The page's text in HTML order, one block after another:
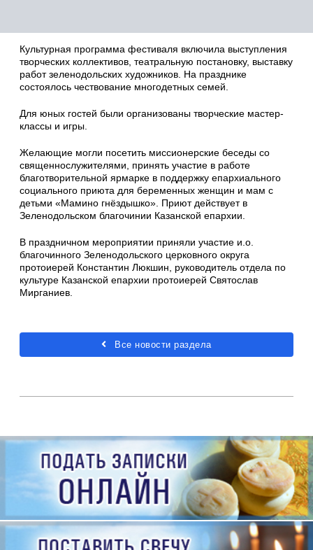
Культурная программа фестиваля включила выступления
творческих коллективов, театральную постановку, выставку
работ зеленодольских художников. На празднике
состоялось чествование многодетных семей.
Для юных гостей были организованы творческие мастер-
классы и игры.
Желающие могли посетить миссионерские беседы со
священнослужителями, принять участие в работе
благотворительной ярмарке в поддержку епархиального
социального приюта для беременных женщин и мам с
детьми «Мамино гнёздышко». Приют действует в
Зеленодольском благочинии Казанской епархии.
В праздничном мероприятии приняли участие и.о.
благочинного Зеленодольского церковного округа
протоиерей Константин Люкшин, руководитель отдела по
культуре Казанской епархии протоиерей Святослав
Мирганиев.
Все новости раздела